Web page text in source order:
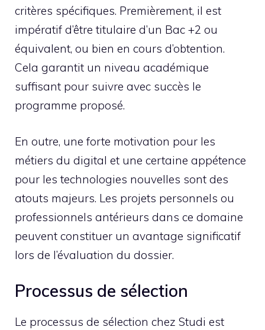
critères spécifiques. Premièrement, il est
impératif d’être titulaire d’un Bac +2 ou
équivalent, ou bien en cours d’obtention.
Cela garantit un niveau académique
suffisant pour suivre avec succès le
programme proposé.
En outre, une forte motivation pour les
métiers du digital et une certaine appétence
pour les technologies nouvelles sont des
atouts majeurs. Les projets personnels ou
professionnels antérieurs dans ce domaine
peuvent constituer un avantage significatif
lors de l’évaluation du dossier.
Processus de sélection
Le processus de sélection chez Studi est